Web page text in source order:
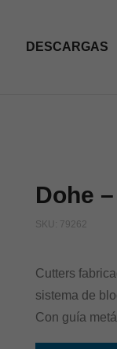
DESCARGAS
Dohe
SKU: 79262
Cutters
sistema de
Con guía